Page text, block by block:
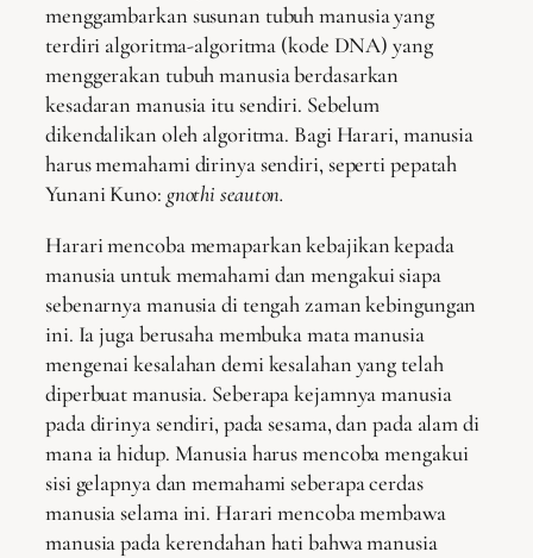
menggambarkan susunan tubuh manusia yang
terdiri algoritma-algoritma (kode DNA) yang
menggerakan tubuh manusia berdasarkan
kesadaran manusia itu sendiri. Sebelum
dikendalikan oleh algoritma. Bagi Harari, manusia
harus memahami dirinya sendiri, seperti pepatah
Yunani Kuno: gnothi seauton.
Harari mencoba memaparkan kebajikan kepada
manusia untuk memahami dan mengakui siapa
sebenarnya manusia di tengah zaman kebingungan
ini. Ia juga berusaha membuka mata manusia
mengenai kesalahan demi kesalahan yang telah
diperbuat manusia. Seberapa kejamnya manusia
pada dirinya sendiri, pada sesama, dan pada alam di
mana ia hidup. Manusia harus mencoba mengakui
sisi gelapnya dan memahami seberapa cerdas
manusia selama ini. Harari mencoba membawa
manusia pada kerendahan hati bahwa manusia